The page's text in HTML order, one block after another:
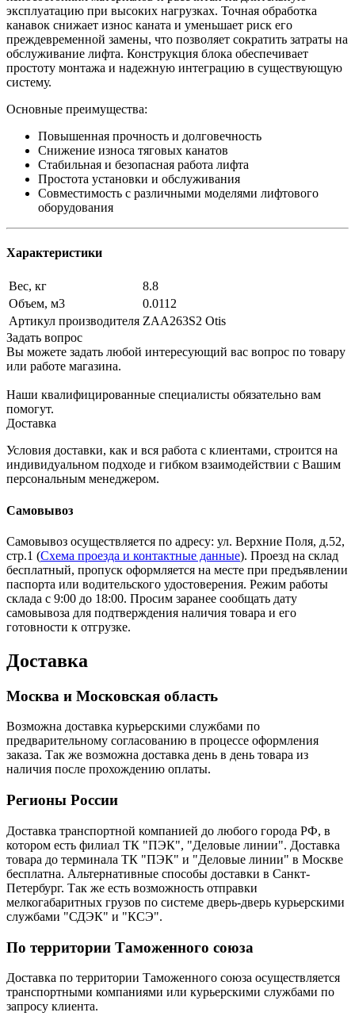
эксплуатацию при высоких нагрузках. Точная обработка
канавок снижает износ каната и уменьшает риск его
преждевременной замены, что позволяет сократить затраты на
обслуживание лифта. Конструкция блока обеспечивает
простоту монтажа и надежную интеграцию в существующую
систему.
Основные преимущества:
Повышенная прочность и долговечность
Снижение износа тяговых канатов
Стабильная и безопасная работа лифта
Простота установки и обслуживания
Совместимость с различными моделями лифтового
оборудования
Характеристики
Вес, кг
8.8
Объем, м3
0.0112
Артикул производителя ZAA263S2 Otis
Задать вопрос
Вы можете задать любой интересующий вас вопрос по товару
или работе магазина.
Наши квалифицированные специалисты обязательно вам
помогут.
Доставка
Условия доставки, как и вся работа с клиентами, строится на
индивидуальном подходе и гибком взаимодействии с Вашим
персональным менеджером.
Самовывоз
Самовывоз осуществляется по адресу: ул. Верхние Поля, д.52,
стр.1 (Схема проезда и контактные данные). Проезд на склад
бесплатный, пропуск оформляется на месте при предъявлении
паспорта или водительского удостоверения. Режим работы
склада с 9:00 до 18:00. Просим заранее сообщать дату
самовывоза для подтверждения наличия товара и его
готовности к отгрузке.
Доставка
Москва и Московская область
Возможна доставка курьерскими службами по
предварительному согласованию в процессе оформления
заказа. Так же возможна доставка день в день товара из
наличия после прохождению оплаты.
Регионы России
Доставка транспортной компанией до любого города РФ, в
котором есть филиал ТК "ПЭК", "Деловые линии". Доставка
товара до терминала ТК "ПЭК" и "Деловые линии" в Москве
бесплатна. Альтернативные способы доставки в Санкт-
Петербург. Так же есть возможность отправки
мелкогабаритных грузов по системе дверь-дверь курьерскими
службами "СДЭК" и "КСЭ".
По территории Таможенного союза
Доставка по территории Таможенного союза осуществляется
транспортными компаниями или курьерскими службами по
запросу клиента.